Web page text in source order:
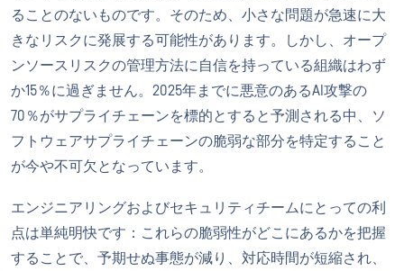
ることのないものです。そのため、小さな問題が急速に大
きなリスクに発展する可能性があります。しかし、オープ
ンソースリスクの管理方法に自信を持っている組織はわず
か15％に過ぎません。2025年までに悪意のあるAI攻撃の
70％がサプライチェーンを標的とすると予測される中、ソ
フトウェアサプライチェーンの脆弱な部分を特定すること
が今や不可欠となっています。
エンジニアリングおよびセキュリティチームにとっての利
点は単純明快です：これらの脆弱性がどこにあるかを把握
することで、予期せぬ事態が減り、対応時間が短縮され、